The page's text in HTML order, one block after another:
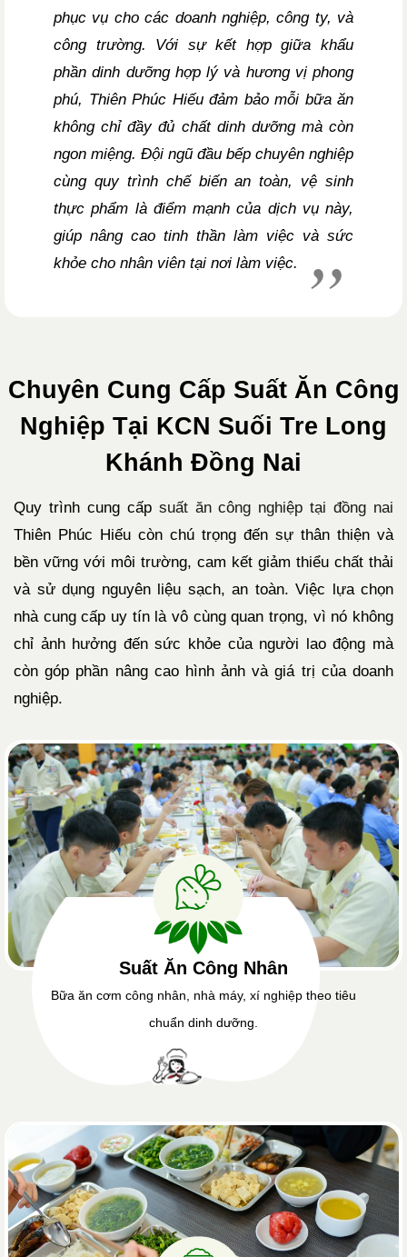
phục vụ cho các doanh nghiệp, công ty, và
công trường. Với sự kết hợp giữa khẩu
phần dinh dưỡng hợp lý và hương vị phong
phú, Thiên Phúc Hiếu đảm bảo mỗi bữa ăn
không chỉ đầy đủ chất dinh dưỡng mà còn
ngon miệng. Đội ngũ đầu bếp chuyên nghiệp
cùng quy trình chế biến an toàn, vệ sinh
thực phẩm là điểm mạnh của dịch vụ này,
giúp nâng cao tinh thần làm việc và sức
khỏe cho nhân viên tại nơi làm việc.
Chuyên Cung Cấp Suất Ăn Công
Nghiệp Tại KCN Suối Tre Long
Khánh Đồng Nai
Quy trình cung cấp suất ăn công nghiệp tại đồng nai
Thiên Phúc Hiếu còn chú trọng đến sự thân thiện và
bền vững với môi trường, cam kết giảm thiểu chất thải
và sử dụng nguyên liệu sạch, an toàn. Việc lựa chọn
nhà cung cấp uy tín là vô cùng quan trọng, vì nó không
chỉ ảnh hưởng đến sức khỏe của người lao động mà
còn góp phần nâng cao hình ảnh và giá trị của doanh
nghiệp.
Suất Ăn Công Nhân
Bữa ăn cơm công nhân, nhà máy, xí nghiệp theo tiêu
chuẩn dinh dưỡng.